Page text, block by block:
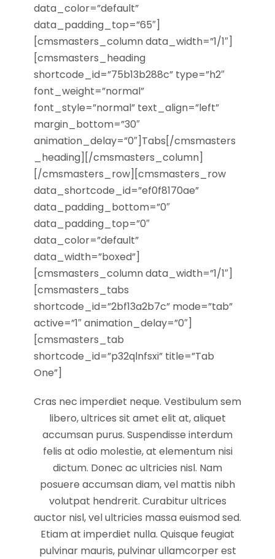
data_color=”default”
data_padding_top=”65″]
[cmsmasters_column data_width=”1/1″]
[cmsmasters_heading
shortcode_id=”75b13b288c” type=”h2″
font_weight=”normal”
font_style=”normal” text_align=”left”
margin_bottom=”30″
animation_delay=”0″]Tabs[/cmsmasters
_heading][/cmsmasters_column]
[/cmsmasters_row][cmsmasters_row
data_shortcode_id=”ef0f8170ae”
data_padding_bottom=”0″
data_padding_top=”0″
data_color=”default”
data_width=”boxed”]
[cmsmasters_column data_width=”1/1″]
[cmsmasters_tabs
shortcode_id=”2bf13a2b7c” mode=”tab”
active=”1″ animation_delay=”0″]
[cmsmasters_tab
shortcode_id=”p32qlnfsxi” title=”Tab
One”]
Cras nec imperdiet neque. Vestibulum sem
libero, ultrices sit amet elit at, aliquet
accumsan purus. Suspendisse interdum
felis at odio molestie, at elementum nisi
dictum. Donec ac ultricies nisl. Nam
posuere accumsan diam, vel mattis nibh
volutpat hendrerit. Curabitur ultrices
auctor nisl, vel ultricies massa euismod sed.
Etiam at imperdiet nulla. Quisque feugiat
pulvinar mauris, pulvinar ullamcorper est